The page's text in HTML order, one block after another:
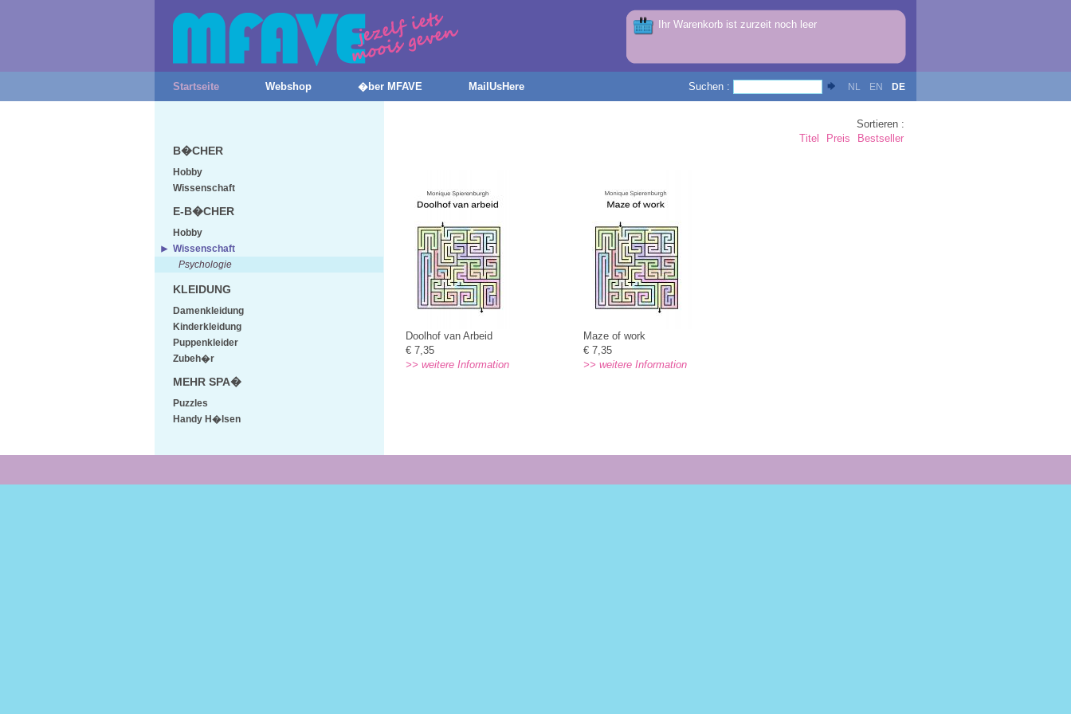
Ihr Warenkorb ist zurzeit noch leer
Startseite Webshop �ber MFAVE MailUsHere NL EN DE
Suchen :
Sortieren :
Titel
Preis Bestseller
Doolhof van Arbeid
€ 7,35
>> weitere Information
Maze of work
€ 7,35
>> weitere Information
B�CHER
Hobby
Wissenschaft
E-B�CHER
Hobby
Wissenschaft
Psychologie
KLEIDUNG
Damenkleidung
Kinderkleidung
Puppenkleider
Zubeh�r
MEHR SPA�
Puzzles
Handy H�lsen